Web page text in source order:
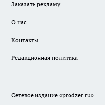
Заказать рекламу
О нас
Контакты
Редакционная политика
Сетевое издание «prodzer.ru»